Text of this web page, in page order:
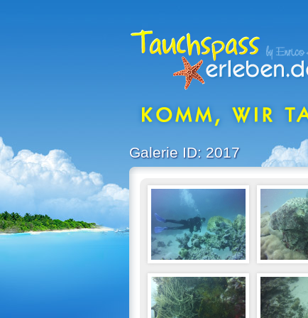
Galerie ID: 2017